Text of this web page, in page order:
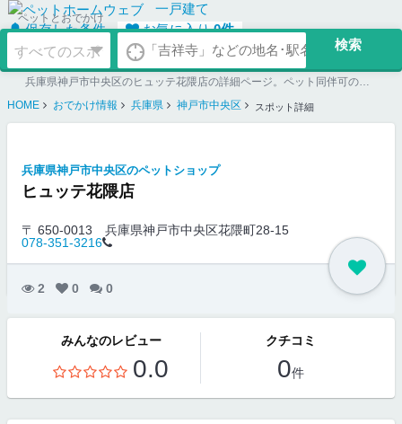
一戸建て
保存した条件
お気に入り0件
ペットとおでかけ
兵庫県神戸市中央区のヒュッテ花隈店の詳細ページ。ペット同伴可のお店探しならペットホームウェブ。ペット可賃貸のお部屋探し、ペット可マンション購入のご検討時にもご利用ください。
HOME
おでかけ情報 兵庫県 神戸市中央区 スポット詳細
兵庫県神戸市中央区のペットショップ
ヒュッテ花隈店
〒 650-0013
兵庫県神戸市中央区花隈町28-15
078-351-3216
2 0 0
みんなのレビュー
0.0
クチコミ
0件